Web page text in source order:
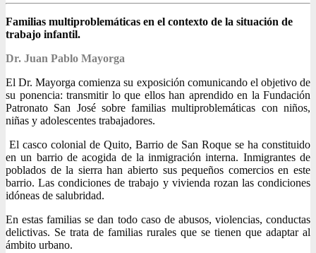
Familias multiproblemáticas en el contexto de la situación de
trabajo infantil.
Dr. Juan Pablo Mayorga
El Dr. Mayorga comienza su exposición comunicando el objetivo de
su ponencia: transmitir lo que ellos han aprendido en la Fundación
Patronato San José sobre familias multiproblemáticas con niños,
niñas y adolescentes trabajadores.
El casco colonial de Quito, Barrio de San Roque se ha constituido
en un barrio de acogida de la inmigración interna. Inmigrantes de
poblados de la sierra han abierto sus pequeños comercios en este
barrio. Las condiciones de trabajo y vivienda rozan las condiciones
idóneas de salubridad.
En estas familias se dan todo caso de abusos, violencias, conductas
delictivas. Se trata de familias rurales que se tienen que adaptar al
ámbito urbano.